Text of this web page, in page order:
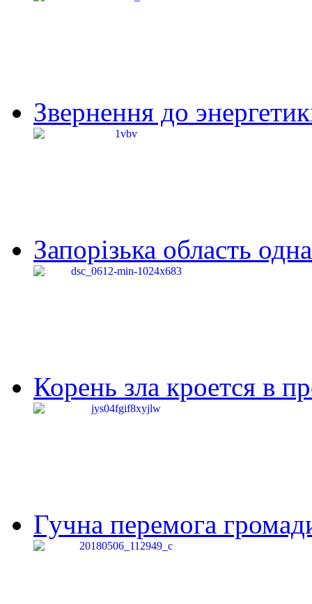
Звернення до
Запорізька область
Корень зла кроется в
Гучна перемога